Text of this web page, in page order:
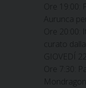
Ore
Aurunca
Ore
curato
GIOVEDÍ
Ore 7:30: